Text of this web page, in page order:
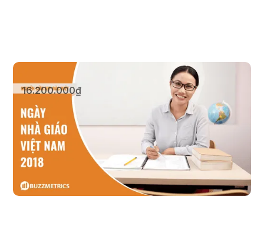
Ngày Nhà Giáo Việt Nam 2023
16.200.000₫
Xem sản phẩm